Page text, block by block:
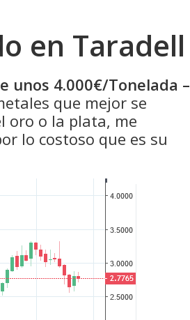
en Taradell
unos 4.000€/Tonelada –
que mejor se
oro o la plata, me
lo costoso que es su